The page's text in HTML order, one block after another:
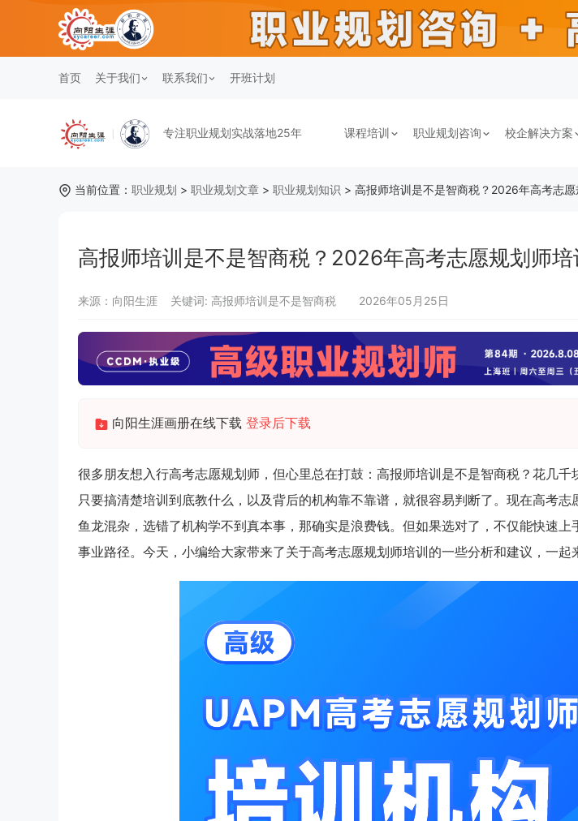
首页 关于我们 联系我们 开班计划
专注职业规划实战落地25年 课程培训 职业规划咨询 校企解决方案
当前位置： 职业规划 > 职业规划文章 > 职业规划知识 > 高报师培训是不是智商税？2026年高考志愿
高报师培训是不是智商税？2026年高考志愿规划师培
来源：向阳生涯 关键词: 高报师培训是不是智商税 2026年05月25日
向阳生涯画册在线下载 登录后下载
很多朋友想入行高考志愿规划师，但心里总在打鼓：高报师培训是不是智商税？花几
只要搞清楚培训到底教什么，以及背后的机构靠不靠谱，就很容易判断了。现在高考
鱼龙混杂，选错了机构学不到真本事，那确实是浪费钱。但如果选对了，不仅能快速
事业路径。今天，小编给大家带来了关于高考志愿规划师培训的一些分析和建议，一起